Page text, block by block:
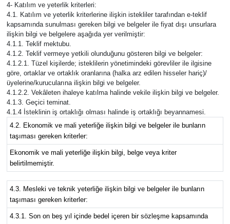
4- Katılım ve yeterlik kriterleri:
4.1. Katılım ve yeterlik kriterlerine ilişkin istekliler tarafından e-teklif
kapsamında sunulması gereken bilgi ve belgeler ile fiyat dışı unsurlara
ilişkin bilgi ve belgelere aşağıda yer verilmiştir:
4.1.1. Teklif mektubu.
4.1.2. Teklif vermeye yetkili olunduğunu gösteren bilgi ve belgeler:
4.1.2.1. Tüzel kişilerde; isteklilerin yönetimindeki görevliler ile ilgisine
göre, ortaklar ve ortaklık oranlarına (halka arz edilen hisseler hariç)/
üyelerine/kurucularına ilişkin bilgi ve belgeler.
4.1.2.2. Vekâleten ihaleye katılma halinde vekile ilişkin bilgi ve belgeler.
4.1.3. Geçici teminat.
4.1.4 İsteklinin iş ortaklığı olması halinde iş ortaklığı beyannamesi.
4.2. Ekonomik ve mali yeterliğe ilişkin bilgi ve belgeler ile bunların
taşıması gereken kriterler:
Ekonomik ve mali yeterliğe ilişkin bilgi, belge veya kriter
belirtilmemiştir.
4.3. Mesleki ve teknik yeterliğe ilişkin bilgi ve belgeler ile bunların
taşıması gereken kriterler:
4.3.1. Son on beş yıl içinde bedel içeren bir sözleşme kapsamında